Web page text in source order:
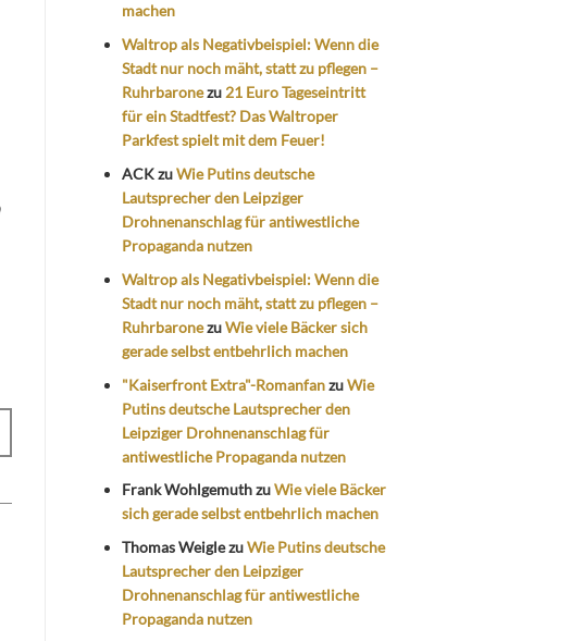
machen
Waltrop als Negativbeispiel: Wenn die
Stadt nur noch mäht, statt zu pflegen –
Ruhrbaronezu 21 Euro Tageseintritt
für ein Stadtfest? Das Waltroper
Parkfest spielt mit dem Feuer!
ACKzuWie Putins deutsche
Lautsprecher den Leipziger
Drohnenanschlag für antiwestliche
Propaganda nutzen
Waltrop als Negativbeispiel: Wenn die
Stadt nur noch mäht, statt zu pflegen –
RuhrbaronezuWie viele Bäcker sich
gerade selbst entbehrlich machen
"Kaiserfront Extra"-RomanfanzuWie
Putins deutsche Lautsprecher den
Leipziger Drohnenanschlag für
antiwestliche Propaganda nutzen
Frank WohlgemuthzuWie viele Bäcker
sich gerade selbst entbehrlich machen
Thomas WeiglezuWie Putins deutsche
Lautsprecher den Leipziger
Drohnenanschlag für antiwestliche
Propaganda nutzen